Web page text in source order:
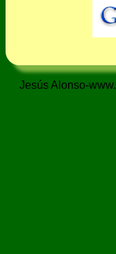
Jesús Alonso-